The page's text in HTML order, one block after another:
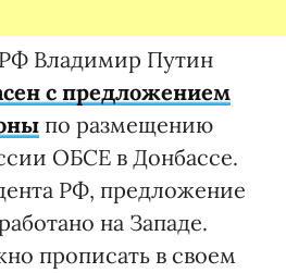
Владимир Путин
с предложением
по размещению
ОБСЕ в Донбассе.
РФ, предложение
на Западе.
прописать в своем